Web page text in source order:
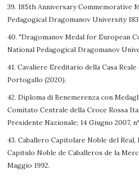
39. 185th Anniversary Commemorative
Pedagogical Dragomanov University
40. "Dragomanov Medal for European
National Pedagogical Dragomanov
41. Cavaliere Ereditario della Casa
Portogallo (2020).
42. Diploma di Benemerenza con
Comitato Centrale della Croce Rossa
Presidente Nazionale; 14 Giugno 2007,
43. Caballero Capitolare Noble del
Capitulo Noble de Caballeros de la
Maggio 1992.